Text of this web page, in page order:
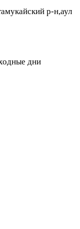
р-н,аул
дни